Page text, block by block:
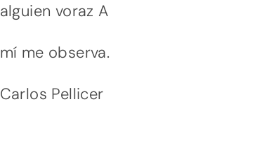
alguien voraz A
mí me observa.
Carlos Pellicer